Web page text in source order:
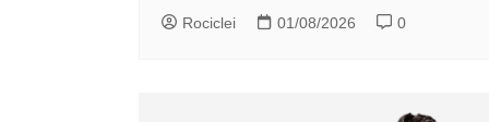
Rociclei 01/08/2026 0